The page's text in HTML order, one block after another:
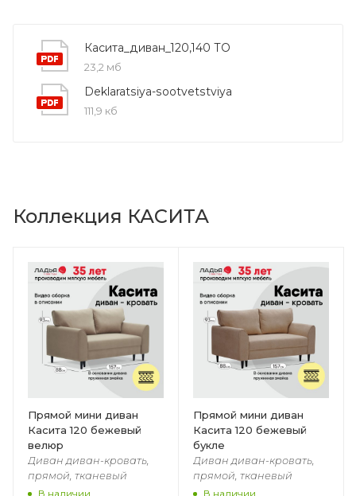
Касита_диван_120,140 ТО
23,2 мб
Deklaratsiya-sootvetstviya
111,9 кб
Коллекция КАСИТА
Прямой мини диван
Касита 120 бежевый
велюр
Диван диван-кровать,
прямой, тканевый
В наличии
Прямой мини диван
Касита 120 бежевый
букле
Диван диван-кровать,
прямой, тканевый
В наличии